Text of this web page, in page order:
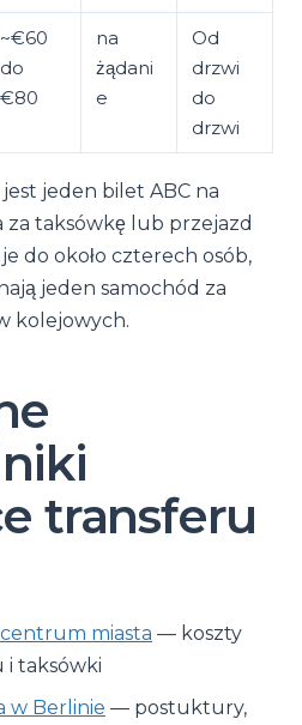
~€60
do
€80
na
żądani
e
Od
drzwi
do
drzwi
jeden bilet ABC na
za taksówkę lub przejazd
do około czterech osób,
jeden samochód za
kolejowych.
transferu
miasta — koszty
i taksówki
w Berlinie — postuktury,